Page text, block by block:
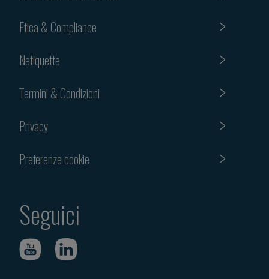
Etica & Compliance
Netiquette
Termini & Condizioni
Privacy
Preferenze cookie
Seguici